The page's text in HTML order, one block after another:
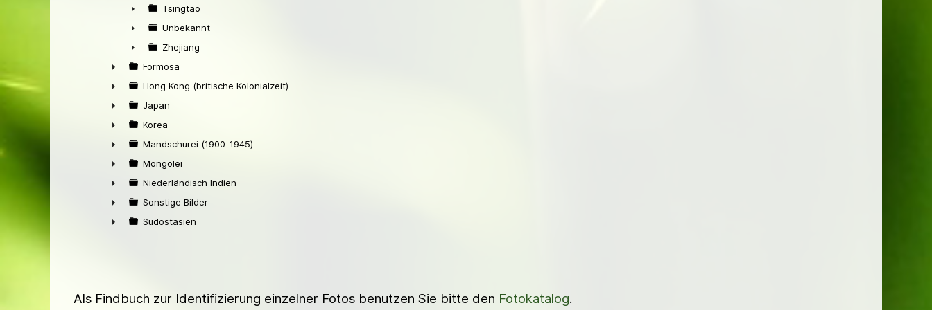
►
►
Tsingtao
►
Unbekannt
►
Zhejiang
►
Formosa
►
Hong Kong (britische Kolonialzeit)
►
Japan
►
Korea
►
Mandschurei (1900-1945)
►
Mongolei
►
Niederländisch Indien
►
Sonstige Bilder
Südostasien
Als Findbuch zur Identifizierung einzelner Fotos benutzen Sie bitte den Fotokatalog.